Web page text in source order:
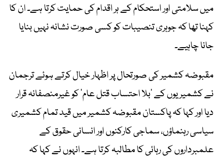
میں سلامتی اور استحکام کے ہر اقدام کی حمایت کرتا ہے۔ ان کا
کہنا تھا کہ جوہری تنصیبات کو کسی صورت نشانہ نہیں بنایا
جانا چاہیے۔
مقبوضہ کشمیر کی صورتحال پر اظہار خیال کرتے ہوئے ترجمان
نے کشمیریوں کے ’بلا احتساب قتل عام‘ کو غیرمنصفانہ قرار
دیا اور کہا کہ پاکستان مقبوضہ کشمیر میں قید تمام کشمیری
سیاسی رہنماؤں، سماجی کارکنوں اور انسانی حقوق کے
علمبرداروں کی رہائی کا مطالبہ کرتا ہے۔ انہوں نے کہا کہ